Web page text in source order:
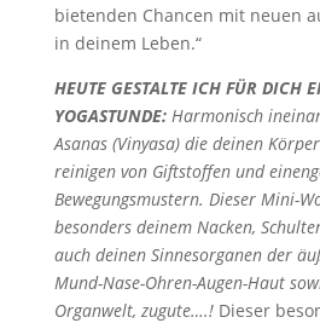
bietenden Chancen mit neuen
in deinem Leben.“
HEUTE GESTALTE ICH FÜR DICH
YOGASTUNDE:Harmonisch
Asanas (Vinyasa) die deinen
reinigen von Giftstoffen und
Bewegungsmustern. Dieser Mini-
besonders deinem Nacken,
auch deinen Sinnesorganen der
Mund-Nase-Ohren-Augen-Haut
Organwelt, zugute….!Dieser